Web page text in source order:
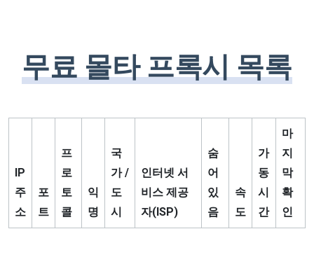
무료 몰타 프록시 목록
IP
주
소
포
트
프
로
토
콜
익
명
국
가 /
도
시
인터넷 서
비스 제공
자(ISP)
숨
어
있
음
속
도
가
동
시
간
마
지
막
확
인